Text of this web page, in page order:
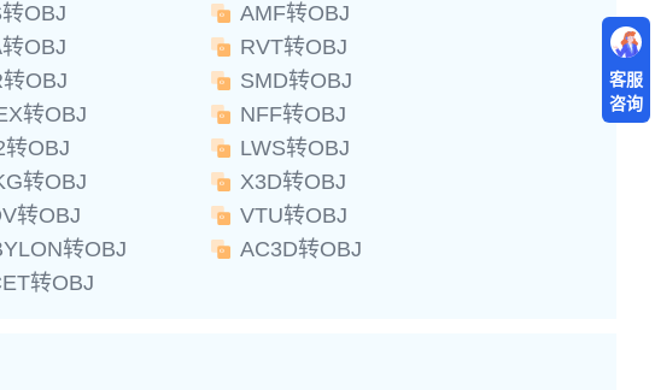
OBJ
AMF转OBJ
OBJ
RVT转OBJ
OBJ
SMD转OBJ
转OBJ
NFF转OBJ
转OBJ
LWS转OBJ
转OBJ
X3D转OBJ
转OBJ
VTU转OBJ
转OBJ
AC3D转OBJ
转OBJ
客服
咨询